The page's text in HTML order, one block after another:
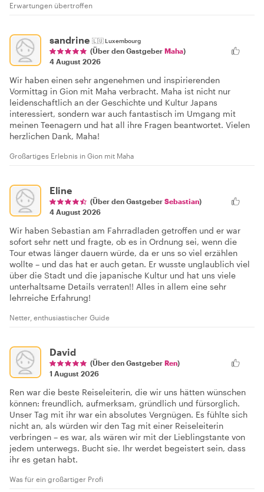
Erwartungen übertroffen
sandrine 🇱🇺Luxembourg
(Über den Gastgeber Maha)
4 August 2026
Wir haben einen sehr angenehmen und inspirierenden
Vormittag in Gion mit Maha verbracht. Maha ist nicht nur
leidenschaftlich an der Geschichte und Kultur Japans
interessiert, sondern war auch fantastisch im Umgang mit
meinen Teenagern und hat all ihre Fragen beantwortet. Vielen
herzlichen Dank, Maha!
Großartiges Erlebnis in Gion mit Maha
Eline
(Über den Gastgeber Sebastian)
4 August 2026
Wir haben Sebastian am Fahrradladen getroffen und er war
sofort sehr nett und fragte, ob es in Ordnung sei, wenn die
Tour etwas länger dauern würde, da er uns so viel erzählen
wollte – und das hat er auch getan. Er wusste unglaublich viel
über die Stadt und die japanische Kultur und hat uns viele
unterhaltsame Details verraten!! Alles in allem eine sehr
lehrreiche Erfahrung!
Netter, enthusiastischer Guide
David
(Über den Gastgeber Ren)
1 August 2026
Ren war die beste Reiseleiterin, die wir uns hätten wünschen
können: freundlich, aufmerksam, gründlich und fürsorglich.
Unser Tag mit ihr war ein absolutes Vergnügen. Es fühlte sich
nicht an, als würden wir den Tag mit einer Reiseleiterin
verbringen – es war, als wären wir mit der Lieblingstante von
jedem unterwegs. Bucht sie. Ihr werdet begeistert sein, dass
ihr es getan habt.
Was für ein großartiger Profi